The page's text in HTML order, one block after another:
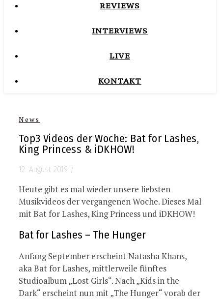
REVIEWS
INTERVIEWS
LIVE
KONTAKT
News
Top3 Videos der Woche: Bat for Lashes,
King Princess & iDKHOW!
12. August 2019 /
Heute gibt es mal wieder unsere liebsten
Musikvideos der vergangenen Woche. Dieses Mal
mit Bat for Lashes, King Princess und iDKHOW!
Bat for Lashes – The Hunger
Anfang September erscheint Natasha Khans,
aka Bat for Lashes, mittlerweile fünftes
Studioalbum „Lost Girls“. Nach „Kids in the
Dark“ erscheint nun mit „The Hunger“ vorab der